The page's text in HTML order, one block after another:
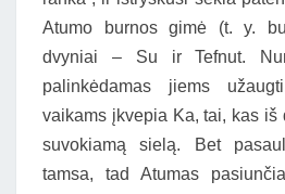
Atumo burnos gimė (t. y.
dvyniai – Su ir Tefnut.
palinkėdamas jiems
vaikams įkvepia Ka, tai, kas iš
suvokiamą sielą. Bet
tamsa, tad Atumas